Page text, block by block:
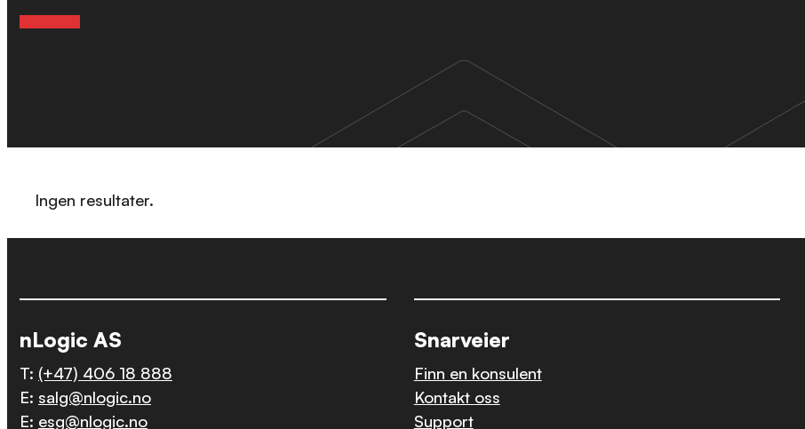
Ingen resultater.
nLogic AS
T: (+47) 406 18 888
E: salg@nlogic.no
E: esg@nlogic.no
Snarveier
Finn en konsulent
Kontakt oss
Support